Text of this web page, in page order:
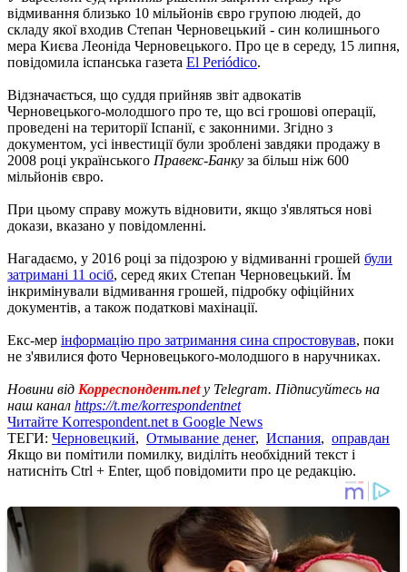
відмивання близько 10 мільйонів євро групою людей, до
складу якої входив Степан Черновецький - син колишнього
мера Києва Леоніда Черновецького. Про це в середу, 15 липня,
повідомила іспанська газета El Periódico.
Відзначається, що суддя прийняв звіт адвокатів
Черновецького-молодшого про те, що всі грошові операції,
проведені на території Іспанії, є законними. Згідно з
документом, усі інвестиції були зроблені завдяки продажу в
2008 році українського Правекс-Банку за більш ніж 600
мільйонів євро.
При цьому справу можуть відновити, якщо з'являться нові
докази, вказано у повідомленні.
Нагадаємо, у 2016 році за підозрою у відмиванні грошей були
затримані 11 осіб, серед яких Степан Черновецький. Їм
інкримінували відмивання грошей, підробку офіційних
документів, а також податкові махінації.
Екс-мер інформацію про затримання сина спростовував, поки
не з'явилися фото Черновецького-молодшого в наручниках.
Новини від Корреспондент.netу Telegram. Підписуйтесь на
наш канал https://t.me/korrespondentnet
Читайте Korrespondent.net в Google News
ТЕГИ: Черновецкий, Отмывание денег, Испания, оправдан
Якщо ви помітили помилку, виділіть необхідний текст і
натисніть Ctrl + Enter, щоб повідомити про це редакцію.